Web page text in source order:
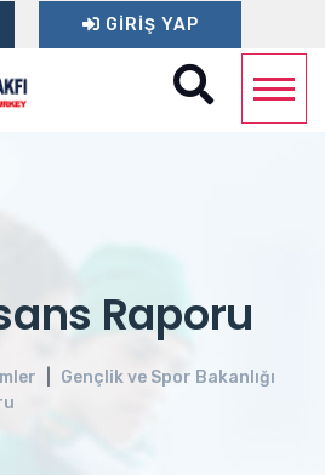
GIRIŞ YAP
Raporu
Gençlik ve Spor Bakanlığı